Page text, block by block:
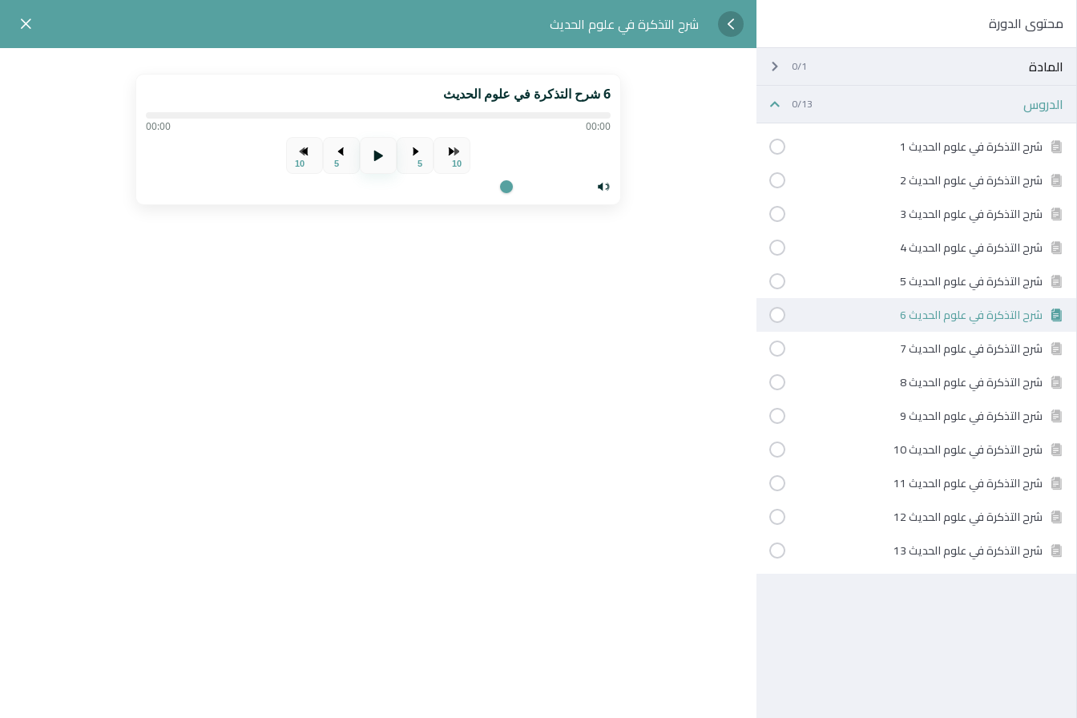
محتوى الدورة
المادة
0/1
الدروس 0/13
شرح التذكرة في علوم الحديث 1
شرح التذكرة في علوم الحديث 2
شرح التذكرة في علوم الحديث 3
شرح التذكرة في علوم الحديث 4
شرح التذكرة في علوم الحديث 5
شرح التذكرة في علوم الحديث 6
شرح التذكرة في علوم الحديث 7
شرح التذكرة في علوم الحديث 8
شرح التذكرة في علوم الحديث 9
شرح التذكرة في علوم الحديث 10
شرح التذكرة في علوم الحديث 11
شرح التذكرة في علوم الحديث 12
شرح التذكرة في علوم الحديث 13
شرح التذكرة في علوم الحديث
6 شرح التذكرة في علوم الحديث
00:00
00:00
10
5
5
10